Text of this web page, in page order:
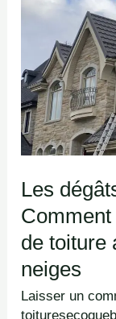
Les
de toiture
neiges
Laisser un
dégâts
cachés
l’hiver
:
Comment
les
problèmes
de
toiture
après
la